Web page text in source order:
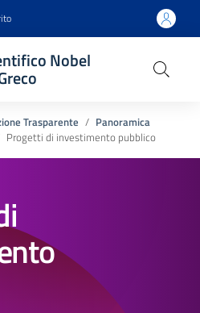
Nobel
Trasparente
Panoramica
Progetti di investimento pubblico